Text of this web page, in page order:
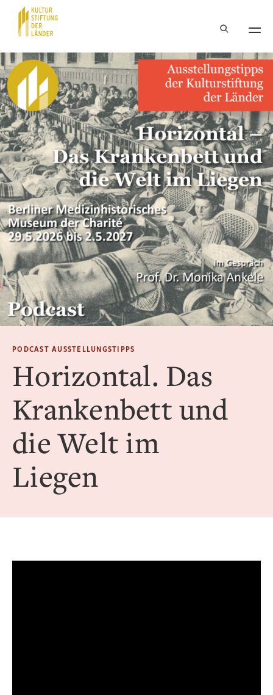
Hauptnavigation
PODCAST AUSSTELLUNGSTIPPS
Horizontal. Das
Krankenbett und
die Welt im
Liegen